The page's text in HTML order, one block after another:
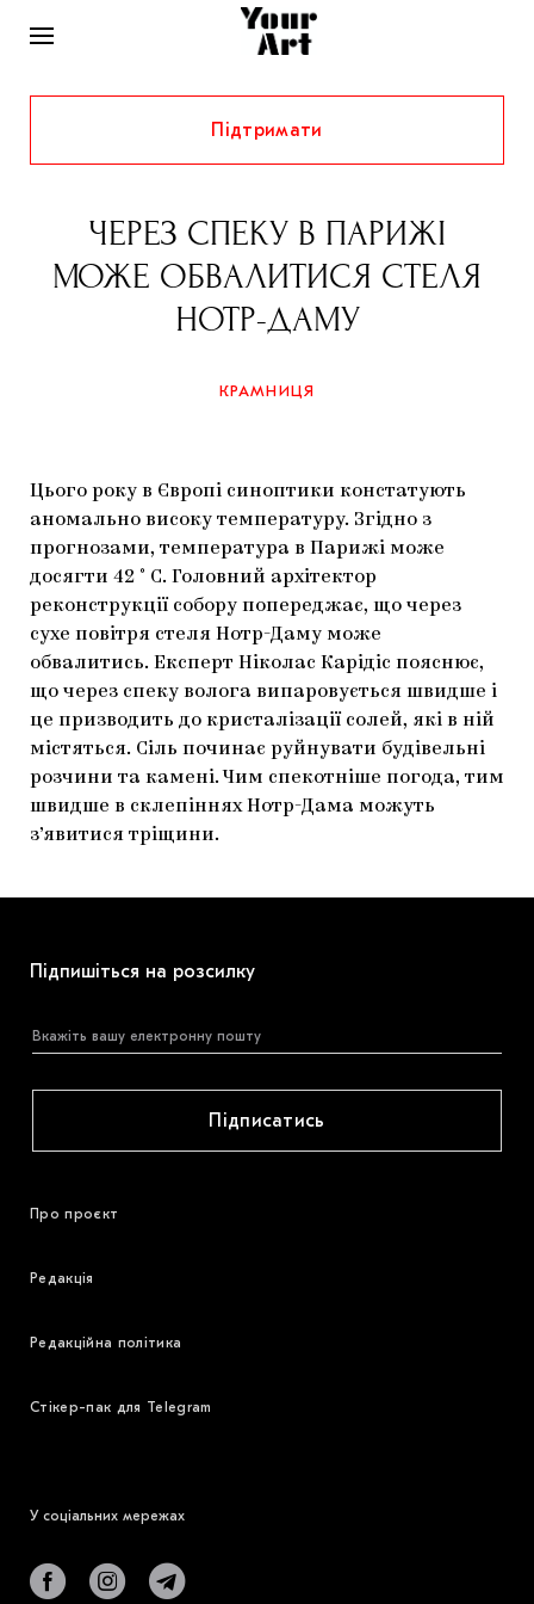
НОВИНИ
ІНТЕРВ’Ю
ХУДОЖНИКИ
КУРАТОРИ
РІДНИЙ КРАЙ
ФЕСТИВАЛІ
КОЛЕКЦІЇ
ГАЛЕРЕЇ
АРТЦЕНТРИ
СТАТТІ
КОНСПЕКТИ
КНИЖКИ І ЖУРНАЛИ
ЗАПАЛЕННЯ
ЯК ПІДТРИМУВАТИ УКРАЇНСЬКЕ МИСТЕЦТВО
МАРІУПОЛЬСЬКІ МАРГІНАЛІЇ
CARPATHIAN CULT ПРО РІЗДВЯНІ СВЯТА
КРАМНИЦЯ
Підтримати
ЧЕРЕЗ СПЕКУ В ПАРИЖІ
МОЖЕ ОБВАЛИТИСЯ СТЕЛЯ
НОТР-ДАМУ
КРАМНИЦЯ
Цього року в Європі синоптики констатують
аномально високу температуру. Згідно з
прогнозами, температура в Парижі може
досягти 42 ° C. Головний архітектор
реконструкції собору попереджає, що через
сухе повітря стеля Нотр-Даму може
обвалитись. Експерт Ніколас Карідіс пояснює,
що через спеку волога випаровується швидше і
це призводить до кристалізації солей, які в ній
містяться. Сіль починає руйнувати будівельні
розчини та камені. Чим спекотніше погода, тим
швидше в склепіннях Нотр-Дама можуть
з’явитися тріщини.
Підпишіться на розсилку
Підписатись
Про проєкт
Редакція
Редакційна політика
Стікер-пак для Telegram
У соціальних мережах